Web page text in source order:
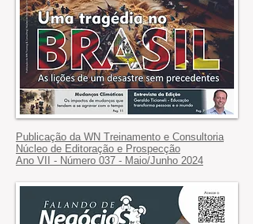
Publicação da WN Treinamento e Consultoria
Núcleo de Editoração e Prospecção
Ano VII - Número 037 - Maio/Junho 2024